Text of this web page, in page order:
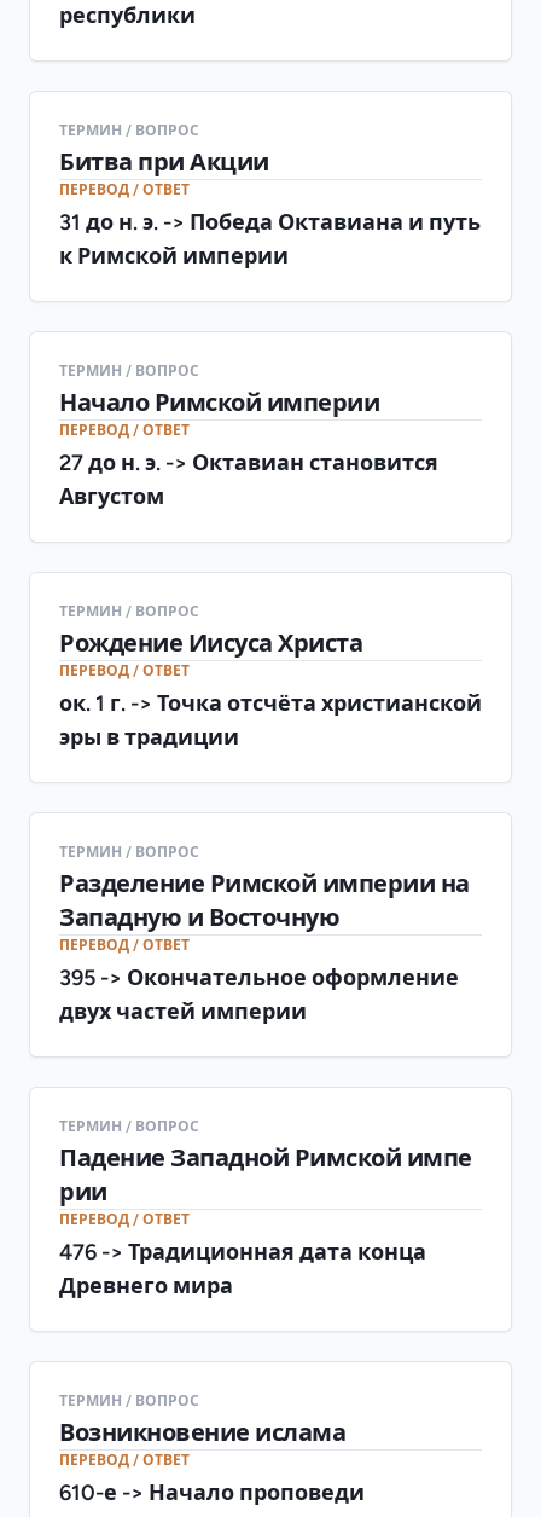
республики
ТЕРМИН / ВОПРОС
Битва при Акции
ПЕРЕВОД / ОТВЕТ
31 до н. э. -> Победа Октавиана и путь
к Римской империи
ТЕРМИН / ВОПРОС
Начало Римской империи
ПЕРЕВОД / ОТВЕТ
27 до н. э. -> Октавиан становится
Августом
ТЕРМИН / ВОПРОС
Рождение Иисуса Христа
ПЕРЕВОД / ОТВЕТ
ок. 1 г. -> Точка отсчёта христианской
эры в традиции
ТЕРМИН / ВОПРОС
Разделение Римской империи на
Западную и Восточную
ПЕРЕВОД / ОТВЕТ
395 -> Окончательное оформление
двух частей империи
ТЕРМИН / ВОПРОС
Падение Западной Римской импе
рии
ПЕРЕВОД / ОТВЕТ
476 -> Традиционная дата конца
Древнего мира
ТЕРМИН / ВОПРОС
Возникновение ислама
ПЕРЕВОД / ОТВЕТ
610-е -> Начало проповеди